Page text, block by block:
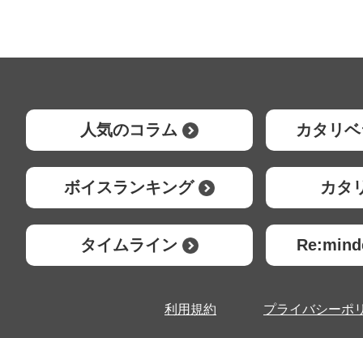
人気のコラム カタリ
ボイスランキング カタ
タイムライン
利用規約 プライバシーポ